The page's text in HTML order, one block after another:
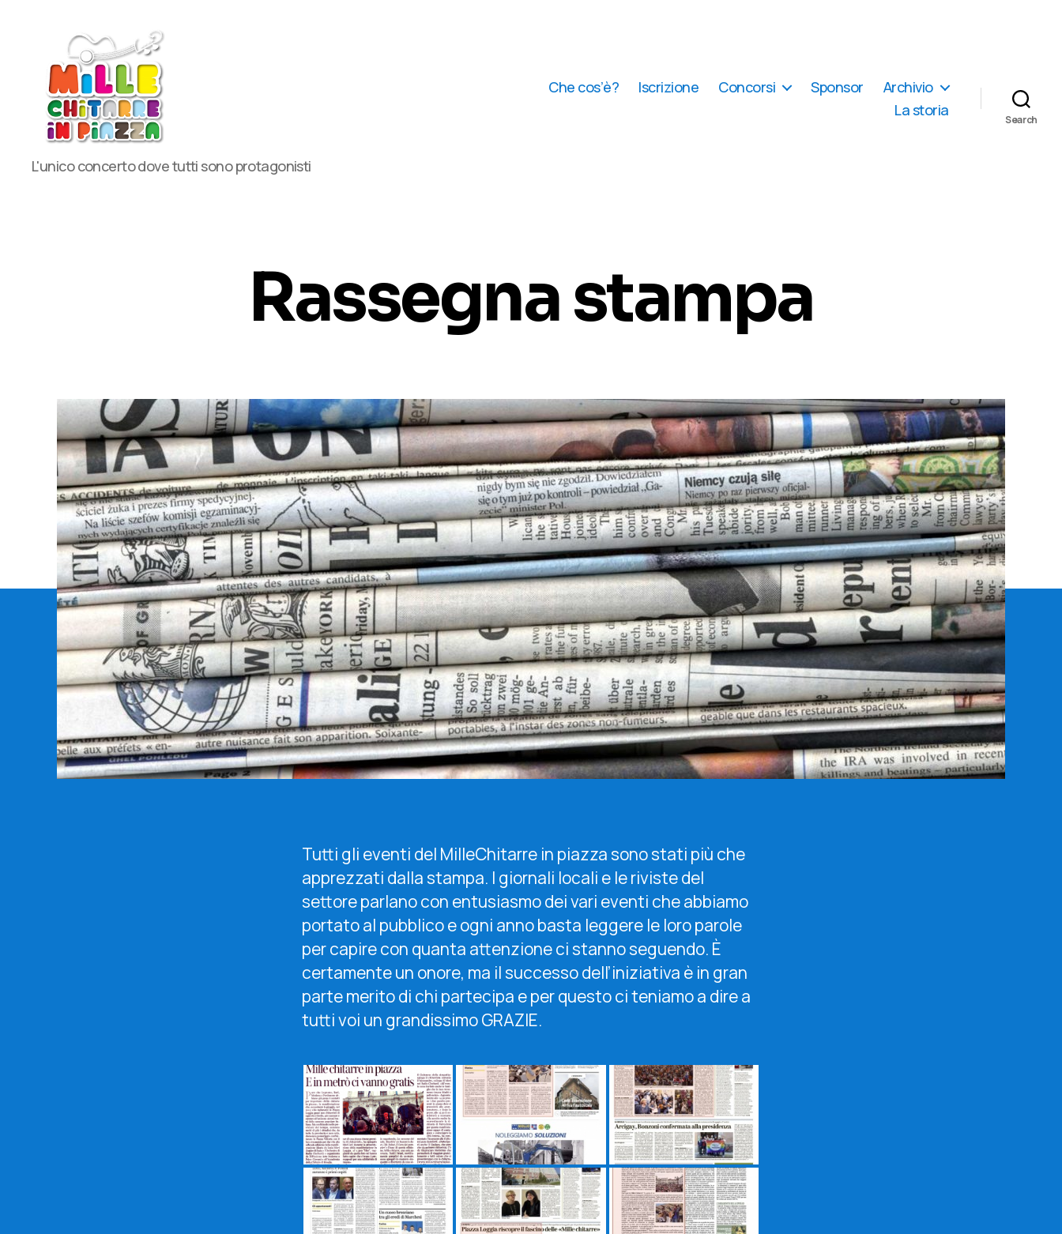
MilleChitarre
in
L'unico concerto dove tutti sono protagonisti
Che cos’è? Iscrizione Concorsi Sponsor
Archivio
La storia
Search
Rassegna stampa
Tutti gli eventi del MilleChitarre in piazza sono stati più che
apprezzati dalla stampa. I giornali locali e le riviste del
settore parlano con entusiasmo dei vari eventi che abbiamo
portato al pubblico e ogni anno basta leggere le loro parole
per capire con quanta attenzione ci stanno seguendo. È
certamente un onore, ma il successo dell’iniziativa è in gran
parte merito di chi partecipa e per questo ci teniamo a dire a
tutti voi un grandissimo GRAZIE.